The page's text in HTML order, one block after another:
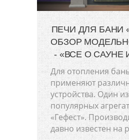
ПЕЧИ ДЛЯ БАНИ
ОБЗОР
- «ВСЕ О САУНЕ
Для отопления
применяют
устройства. Один
популярных
«Гефест».
давно известен на